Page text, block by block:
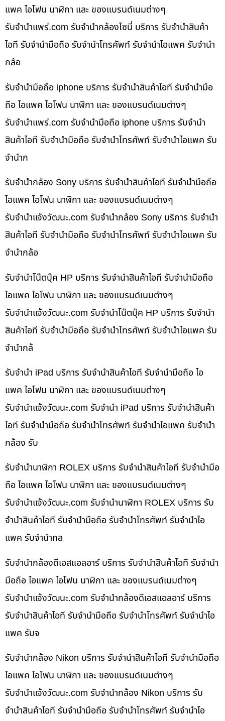
แพค ไอโฟน นาฬิกา และ ของแบรนด์เนมต่างๆ
รับจํานําแพร่.com รับจำนำกล้องโซนี่ บริการ รับจำนำสินค้า
ไอที รับจำนำมือถือ รับจำนำโทรศัพท์ รับจำนำไอแพค รับจำนำ
กล้อ
รับจำนำมือถือ iphone บริการ รับจำนำสินค้าไอที รับจำนำมือ
ถือ ไอแพค ไอโฟน นาฬิกา และ ของแบรนด์เนมต่างๆ
รับจํานําแพร่.com รับจำนำมือถือ iphone บริการ รับจำนำ
สินค้าไอที รับจำนำมือถือ รับจำนำโทรศัพท์ รับจำนำไอแพค รับ
จำนำก
รับจำนำกล้อง Sony บริการ รับจำนำสินค้าไอที รับจำนำมือถือ
ไอแพค ไอโฟน นาฬิกา และ ของแบรนด์เนมต่างๆ
รับจํานําแจ้งวัฒนะ.com รับจำนำกล้อง Sony บริการ รับจำนำ
สินค้าไอที รับจำนำมือถือ รับจำนำโทรศัพท์ รับจำนำไอแพค รับ
จำนำกล้อ
รับจำนำโน๊ตบุ๊ค HP บริการ รับจำนำสินค้าไอที รับจำนำมือถือ
ไอแพค ไอโฟน นาฬิกา และ ของแบรนด์เนมต่างๆ
รับจํานําแจ้งวัฒนะ.com รับจำนำโน๊ตบุ๊ค HP บริการ รับจำนำ
สินค้าไอที รับจำนำมือถือ รับจำนำโทรศัพท์ รับจำนำไอแพค รับ
จำนำกล้
รับจำนำ iPad บริการ รับจำนำสินค้าไอที รับจำนำมือถือ ไอ
แพค ไอโฟน นาฬิกา และ ของแบรนด์เนมต่างๆ
รับจํานําแจ้งวัฒนะ.com รับจำนำ iPad บริการ รับจำนำสินค้า
ไอที รับจำนำมือถือ รับจำนำโทรศัพท์ รับจำนำไอแพค รับจำนำ
กล้อง รับ
รับจำนำนาฬิกา ROLEX บริการ รับจำนำสินค้าไอที รับจำนำมือ
ถือ ไอแพค ไอโฟน นาฬิกา และ ของแบรนด์เนมต่างๆ
รับจํานําแจ้งวัฒนะ.com รับจำนำนาฬิกา ROLEX บริการ รับ
จำนำสินค้าไอที รับจำนำมือถือ รับจำนำโทรศัพท์ รับจำนำไอ
แพค รับจำนำกล
รับจำนำกล้องดีเอสแอลอาร์ บริการ รับจำนำสินค้าไอที รับจำนำ
มือถือ ไอแพค ไอโฟน นาฬิกา และ ของแบรนด์เนมต่างๆ
รับจํานําแจ้งวัฒนะ.com รับจำนำกล้องดีเอสแอลอาร์ บริการ
รับจำนำสินค้าไอที รับจำนำมือถือ รับจำนำโทรศัพท์ รับจำนำไอ
แพค รับจ
รับจำนำกล้อง Nikon บริการ รับจำนำสินค้าไอที รับจำนำมือถือ
ไอแพค ไอโฟน นาฬิกา และ ของแบรนด์เนมต่างๆ
รับจํานําแจ้งวัฒนะ.com รับจำนำกล้อง Nikon บริการ รับ
จำนำสินค้าไอที รับจำนำมือถือ รับจำนำโทรศัพท์ รับจำนำไอ